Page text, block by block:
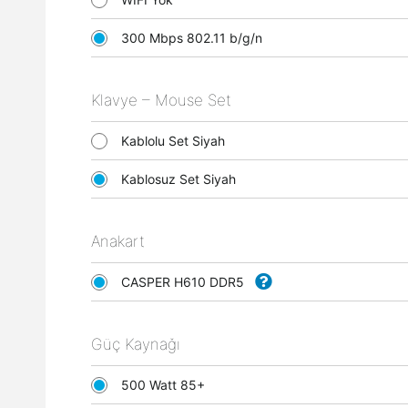
300 Mbps 802.11 b/g/n
Klavye – Mouse Set
Kablolu Set Siyah
Kablosuz Set Siyah
Anakart
CASPER H610 DDR5
Güç Kaynağı
500 Watt 85+